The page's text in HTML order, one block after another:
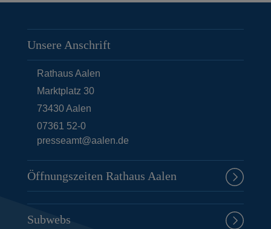
Unsere Anschrift
Rathaus Aalen
Marktplatz 30
73430Aalen
07361 52-0
presseamt@aalen.de
Öffnungszeiten Rathaus Aalen
Subwebs